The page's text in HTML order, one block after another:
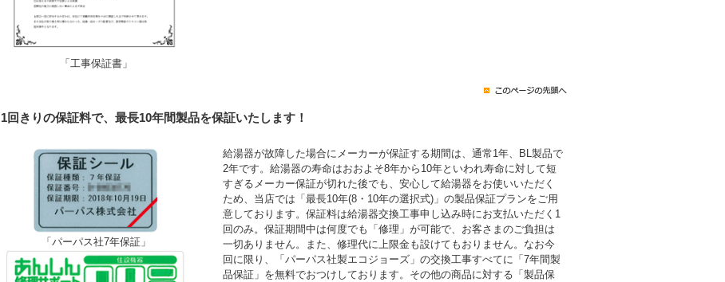
「工事保証書」
1回きりの保証料で、最長10年間製品を保証いたします！
「パーパス社7年保証」
給湯器が故障した場合にメーカーが保証する期間は、通常1年、BL製品で
2年です。給湯器の寿命はおおよそ8年から10年といわれ寿命に対して短
すぎるメーカー保証が切れた後でも、安心して給湯器をお使いいただく
ため、当店では「最長10年(8・10年の選択式)」の製品保証プランをご用
意しております。保証料は給湯器交換工事申し込み時にお支払いただく1
回のみ。保証期間中は何度でも「修理」が可能で、お客さまのご負担は
一切ありません。また、修理代に上限金も設けてもおりません。なお今
回に限り、「パーパス社製エコジョーズ」の交換工事すべてに「7年間製
品保証」を無料でおつけしております。その他の商品に対する「製品保